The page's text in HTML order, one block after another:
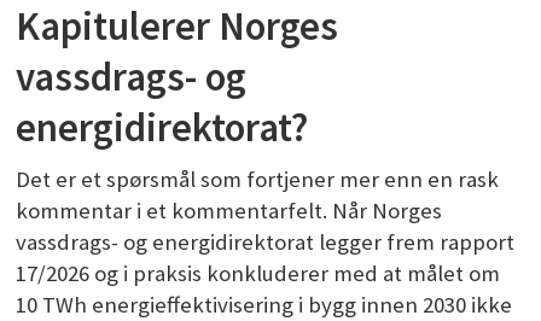
Kapitulerer Norges
vassdrags- og
energidirektorat?
Det er et spørsmål som fortjener mer enn en rask
kommentar i et kommentarfelt. Når Norges
vassdrags- og energidirektorat legger frem rapport
17/2026 og i praksis konkluderer med at målet om
10 TWh energieffektivisering i bygg innen 2030 ikke